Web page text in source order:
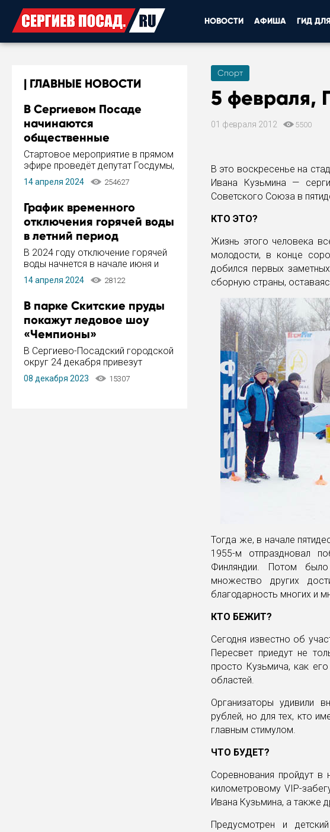
НОВОСТИ АФИША ГИД
ГЛАВНЫЕ НОВОСТИ
В Сергиевом Посаде
начинаются
общественные
обсуждения Стратегии
развития города
Стартовое мероприятие в прямом
эфире проведёт депутат Госдумы,
инициатор и автор Концепции
развития Сергиева Посада и
Пахомов.
14 апреля 2024 254627
График временного
отключения горячей воды
в летний период
В 2024 году отключение горячей
воды начнется в начале июня и
завершится в конце августа.
Период отключения составит не
14 апреля 2024 28122
В парке Скитские пруды
покажут ледовое шоу
«Чемпионы»
В Сергиево-Посадский городской
округ 24 декабря привезут
ледовый тур «Чемпионы»
заслуженного мастера спорта,
08 декабря 2023 15307
Спорт
5 февраля,
01 февраля 2012 5500
В это воскресенье на
Ивана Кузьмина —
Советского Союза в
КТО ЭТО?
Жизнь этого человека
молодости, в конце
добился первых
сборную страны,
Тогда же, в начале
1955-м отпраздновал
Финляндии. Потом
множество других
благодарность многих и
КТО БЕЖИТ?
Сегодня известно об
Пересвет приедут не
просто Кузьмича, как
областей.
Организаторы удивили
рублей, но для тех, кто
главным стимулом.
ЧТО БУДЕТ?
Соревнования пройдут в
километровому VIP-
Ивана Кузьмина, а также
Предусмотрен и